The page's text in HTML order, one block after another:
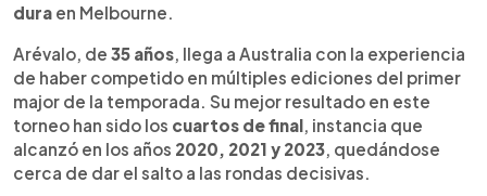
dura en Melbourne.
Arévalo, de 35 años, llega a Australia con la experiencia
de haber competido en múltiples ediciones del primer
major de la temporada. Su mejor resultado en este
torneo han sido los cuartos de final, instancia que
alcanzó en los años 2020, 2021 y 2023, quedándose
cerca de dar el salto a las rondas decisivas.